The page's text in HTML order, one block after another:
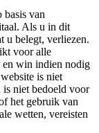
van
Als u in dit
u belegt, verliezen.
voor alle
en win indien nodig
is niet
is niet bedoeld voor
het gebruik van
wetten, vereisten